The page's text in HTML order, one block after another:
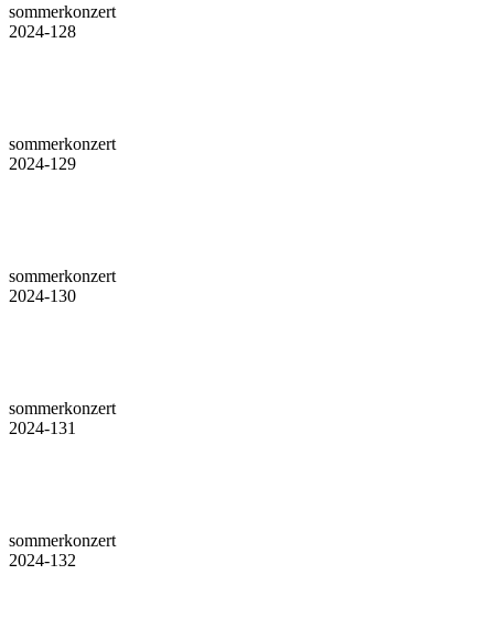
sommerkonzert
2024-128
sommerkonzert
2024-129
sommerkonzert
2024-130
sommerkonzert
2024-131
sommerkonzert
2024-132